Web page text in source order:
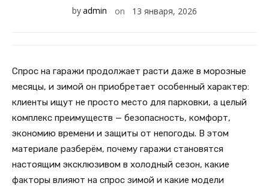
byadmin on 13 января, 2026
Спрос на гаражи продолжает расти даже в морозные
месяцы, и зимой он приобретает особенный характер:
клиенты ищут не просто место для парковки, а целый
комплекс преимуществ — безопасность, комфорт,
экономию времени и защиты от непогоды. В этом
материале разберём, почему гаражи становятся
настоящим эксклюзивом в холодный сезон, какие
факторы влияют на спрос зимой и какие модели